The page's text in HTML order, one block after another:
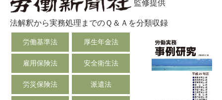
監修提供
法解釈から実務処理までのＱ＆Ａを分類収録
労働基準法 厚生年金法
雇用保険法 安全衛生法
労災保険法 派遣法